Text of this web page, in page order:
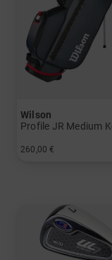
Wilson
260,00 €